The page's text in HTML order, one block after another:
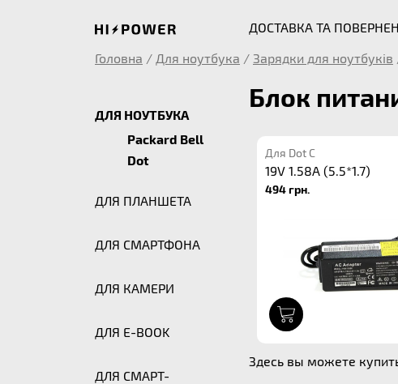
ДОСТАВКА ТА
Головна / Для ноутбука / Зарядки для ноутбуків
ДЛЯ НОУТБУКА
Packard Bell
Dot
ДЛЯ ПЛАНШЕТА
ДЛЯ СМАРТФОНА
ДЛЯ КАМЕРИ
ДЛЯ E-BOOK
ДЛЯ СМАРТ-
Блок
Для Dot C
19V 1.58A (5.5*1.7)
494 грн.
Здесь вы можете